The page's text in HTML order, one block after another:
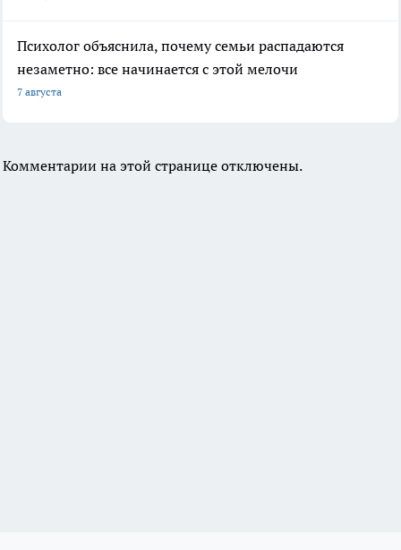
Психолог объяснила, почему семьи распадаются
незаметно: все начинается с этой мелочи
7 августа
Комментарии на этой странице отключены.